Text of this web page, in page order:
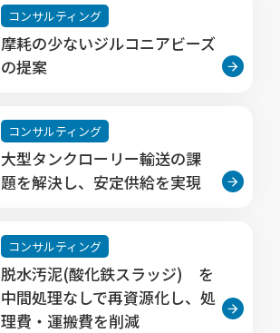
コンサルティング
摩耗の少ないジルコニアビーズ
の提案
コンサルティング
大型タンクローリー輸送の課
題を解決し、安定供給を実現
コンサルティング
脱水汚泥(酸化鉄スラッジ) を
中間処理なしで再資源化し、処
理費・運搬費を削減